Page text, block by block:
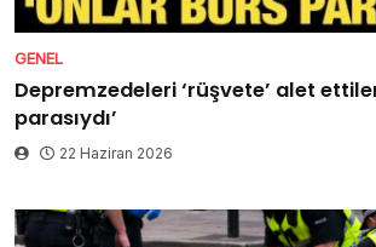
GENEL
Depremzedeleri ‘rüşvete’ alet
parasıydı’
22 Haziran 2026